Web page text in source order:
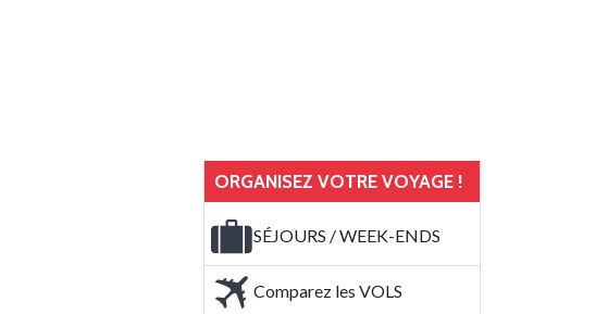
ORGANISEZ VOTRE VOYAGE !
SÉJOURS / WEEK-ENDS
Comparez les VOLS